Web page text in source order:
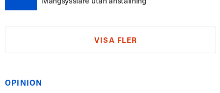
VISA FLER
OPINION